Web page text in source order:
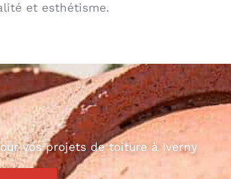
et esthétisme.
vos projets de toiture à Iverny